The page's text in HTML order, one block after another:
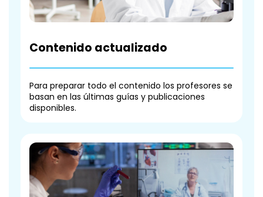
Contenido actualizado
Para preparar todo el contenido los profesores se
basan en las últimas guías y publicaciones
disponibles.